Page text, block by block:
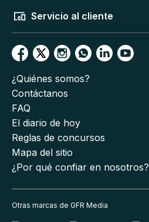
Servicio al cliente
¿Quiénes somos?
Contáctanos
FAQ
El diario de hoy
Reglas de concursos
Mapa del sitio
¿Por qué confiar en nosotros?
Otras marcas de GFR Media